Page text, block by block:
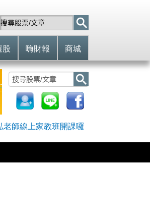
股 嗨財報 商城
老師線上家教班開課囉